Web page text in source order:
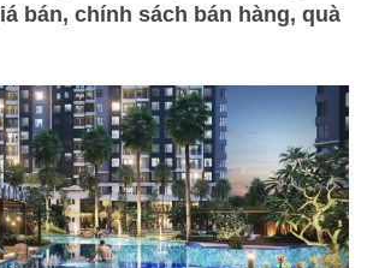
bán, chính sách bán hàng, quà